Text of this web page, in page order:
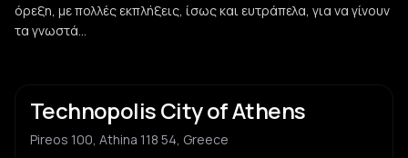
όρεξη, με πολλές εκπλήξεις, ίσως και ευτράπελα, για να γίνουν
τα γνωστά...
Technopolis City of Athens
Pireos 100, Athina 118 54, Greece